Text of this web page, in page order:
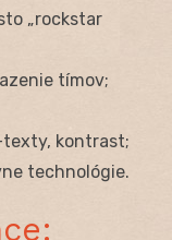
„rockstar
tímov;
kontrast;
technológie.